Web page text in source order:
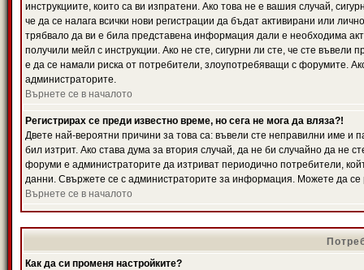
инструкциите, които са ви изпратени. Ако това не е вашия случай,
че да се налага всички нови регистрации да бъдат активирани или
трябвало да ви е била представена информация дали е необходима
получили мейл с инструкции. Ако не сте, сигурни ли сте, че сте
е да се намали риска от потребители, злоупотребяващи с форумите.
администраторите.
Върнете се в началото
Регистрирах се преди известно време, но сега не мога да вляза?!
Двете най-вероятни причини за това са: въвели сте неправилни име и
бил изтрит. Ако става дума за втория случай, да не би случайно да
форуми е администраторите да изтриват периодично потребители,
данни. Свържете се с администраторите за информация. Можете да се
Върнете се в началото
Как да си променя настройките?